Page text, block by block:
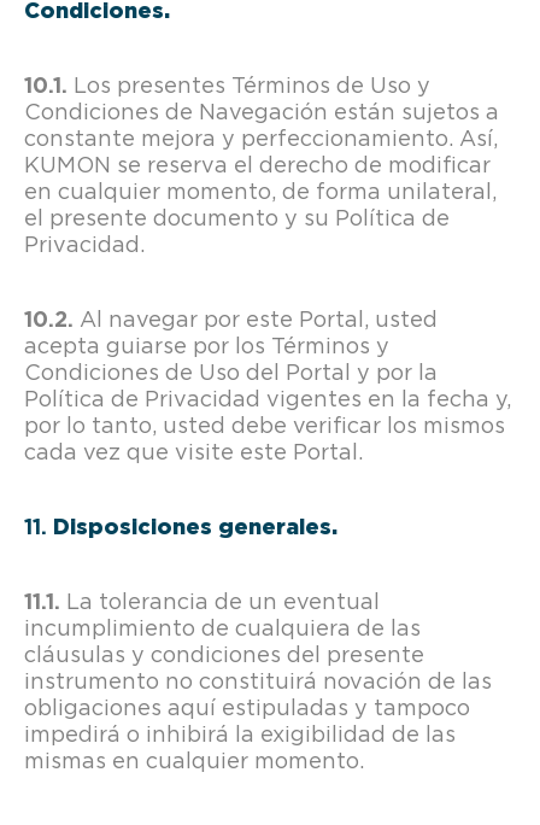
Condiciones.
Los presentes Términos de Uso y
Condiciones de Navegación están sujetos a
constante mejora y perfeccionamiento. Así,
KUMON se reserva el derecho de modificar
en cualquier momento, de forma unilateral,
el presente documento y su Política de
Privacidad.
Al navegar por este Portal, usted
acepta guiarse por los Términos y
Condiciones de Uso del Portal y por la
Política de Privacidad vigentes en la fecha y,
por lo tanto, usted debe verificar los mismos
cada vez que visite este Portal.
Disposiciones generales.
La tolerancia de un eventual
incumplimiento de cualquiera de las
cláusulas y condiciones del presente
instrumento no constituirá novación de las
obligaciones aquí estipuladas y tampoco
impedirá o inhibirá la exigibilidad de las
mismas en cualquier momento.